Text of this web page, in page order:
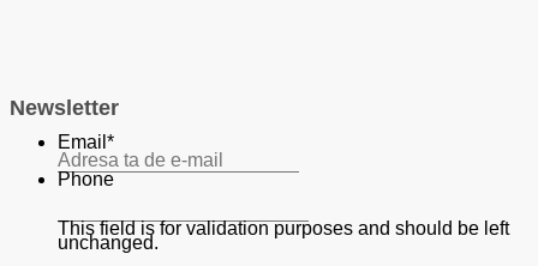
Newsletter
Email *
Phone
This field is for validation purposes and should be left
unchanged.